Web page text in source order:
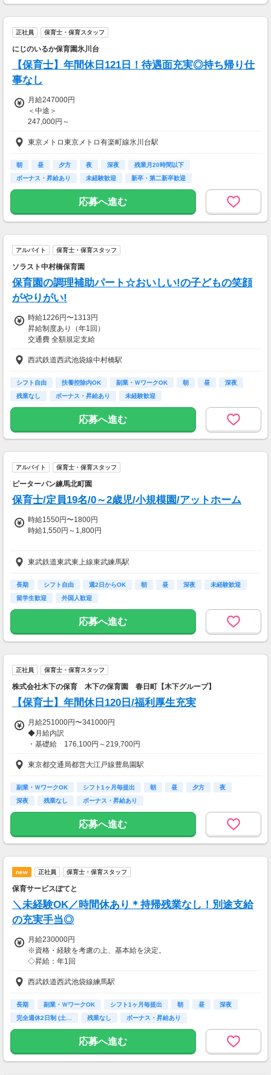
【交通費】
正社員 保育士・保育スタッフ
にじのいるか保育園氷川台
【保育士】年間休日121日！待遇面充実◎持ち帰り仕
事なし
月給247000円
＜中途＞
247,000円～
※資格・地域手当・処遇改善手当1含む
【別途手当】
■一時金：平均518,222円（2024年度実績）
■超過勤務手当
・借り上げ社宅利用者
…住宅手当・通勤手当の支給なし
・借り上げ社宅非利用者
・認可保育所経験者
…5,000円/月(毎年+500円※上限10,000円)
…3,000円/月
※いずれも2年以上の経験者に支給
■賞与：年2回/計3ヵ月分(2024年度実績)
■昇給あり
【交通費】
全額支給
東京メトロ東京メトロ有楽町線氷川台駅
朝 昼 夕方 夜 深夜
残業月20時間以下
ボーナス・昇給あり
未経験歓迎 新卒・第二新卒歓迎
応募へ進む
アルバイト 保育士・保育スタッフ
ソラスト中村橋保育園
保育園の調理補助パート☆おいしい!の子どもの笑顔
がやりがい!
時給1226円〜1313円
昇給制度あり（年1回）
交通費 全額規定支給
【交通費】
一部支給
西武鉄道西武池袋線中村橋駅
シフト自由 扶養控除内OK 副業・ＷワークOK 朝 昼
深夜
残業なし
ボーナス・昇給あり 未経験歓迎
応募へ進む
アルバイト 保育士・保育スタッフ
ピーターパン練馬北町園
保育士/定員19名/0～2歳児/小規模園/アットホーム
時給1550円〜1800円
時給1,550円～1,800円
■平日早朝・夕方手当 時給＋250円
【交通費】
一部支給
東武鉄道東武東上線東武練馬駅
長期 シフト自由 週2日からOK 朝 昼 深夜
未経験歓迎
留学生歓迎
外国人歓迎
応募へ進む
正社員 保育士・保育スタッフ
株式会社木下の保育 木下の保育園 春日町【木下グループ】
【保育士】年間休日120日/福利厚生充実
月給251000円〜341000円
◆月給内訳
・基礎給 176,100円～219,700円
・職務手当 5,000円
・資格手当 13,000円
・処遇改手当 24,000円～64,000円
・処遇改善調整手当 15,000円
・固定時間外手当 17,900円～24,300円
※固定時間外手当は始業終業の着替え・準備・引継ぎの時間として10
その他業務時間外労働については別途全額支給いたします。
昇給（年1回）
一部支給
東京都交通局都営大江戸線豊島園駅
副業・ＷワークOK シフト1ヶ月毎提出 朝 昼 夕方
夜
深夜
残業なし ボーナス・昇給あり
応募へ進む
new 正社員 保育士・保育スタッフ
保育サービスぽてと
＼未経験OK／時間休あり＊持帰残業なし！別途支給
の充実手当◎
月給230000円
※資格・経験を考慮の上、基本給を決定。
◇昇給：年1回
◇賞与：年2回
(実績に応じて基本給の3ヶ月分/年支給。
初年度は月数による)
▼充実の各種手当(別途支給)
┗社会福祉士：35,000円/月
┗保育士：25,000円/月
┗教員免許：15,000円/月
西武鉄道西武池袋線練馬駅
長期 副業・ＷワークOK シフト1ヶ月毎提出 朝 昼
深夜
完全週休2日制 (土…
残業なし ボーナス・昇給あり
応募へ進む